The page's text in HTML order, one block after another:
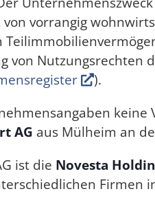
von vorrangig
von Nutzungsrechten
).
keine
AG aus Mülheim an
ist die Novesta
Firmen